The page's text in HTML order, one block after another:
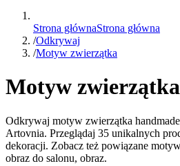
Strona głównaStrona główna
/Odkrywaj
/Motyw zwierzątka
Motyw zwierzątka
Odkrywaj motyw zwierzątka
Artovnia. Przeglądaj 35 unikalnych
dekoracji. Zobacz też powiązane
obraz do salonu, obraz.